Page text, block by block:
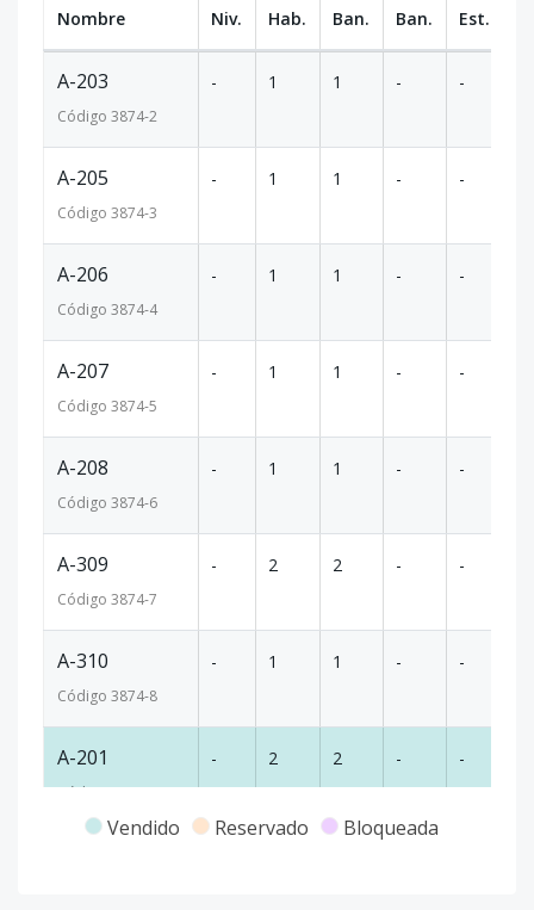
Nombre Niv. Hab. Ban.
Ban.
Est.
A-203
Código 3874-2
- 1 1 - -
A-205
Código 3874-3
- 1 1 - -
A-206
Código 3874-4
- 1 1 - -
A-207
Código 3874-5
- 1 1 - -
A-208
Código 3874-6
- 1 1 - -
A-309
Código 3874-7
- 2 2 - -
A-310
Código 3874-8
- 1 1 - -
A-201
Código3874-1
- 2 2 - -
Vendido Reservado Bloqueada